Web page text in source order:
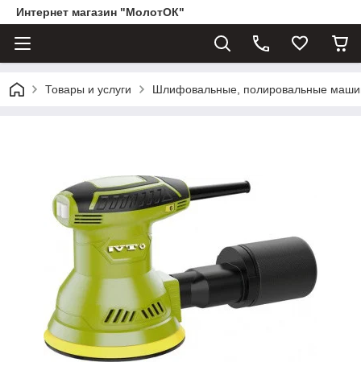
Интернет магазин "МолотОК"
Товары и услуги Шлифовальные, полировальные